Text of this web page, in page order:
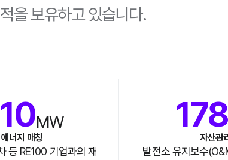
을 보유하고 있습니다.
MW
에너지 매칭
등 RE100 기업과의 재
178
자산관
발전소 유지보수